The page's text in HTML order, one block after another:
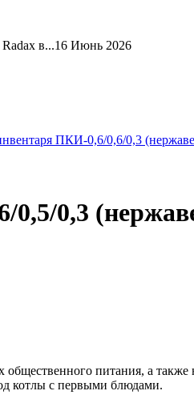
в...16 Июнь 2026
ПКИ-0,6/0,6/0,3
0,5/0,3
питания, а
котлы с первыми блюдами.